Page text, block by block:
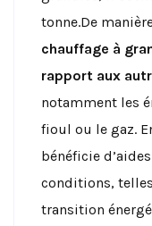
tonne.De
chauffage à
rapport aux
notamment les
fioul ou le gaz.
bénéficie
conditions,
transition